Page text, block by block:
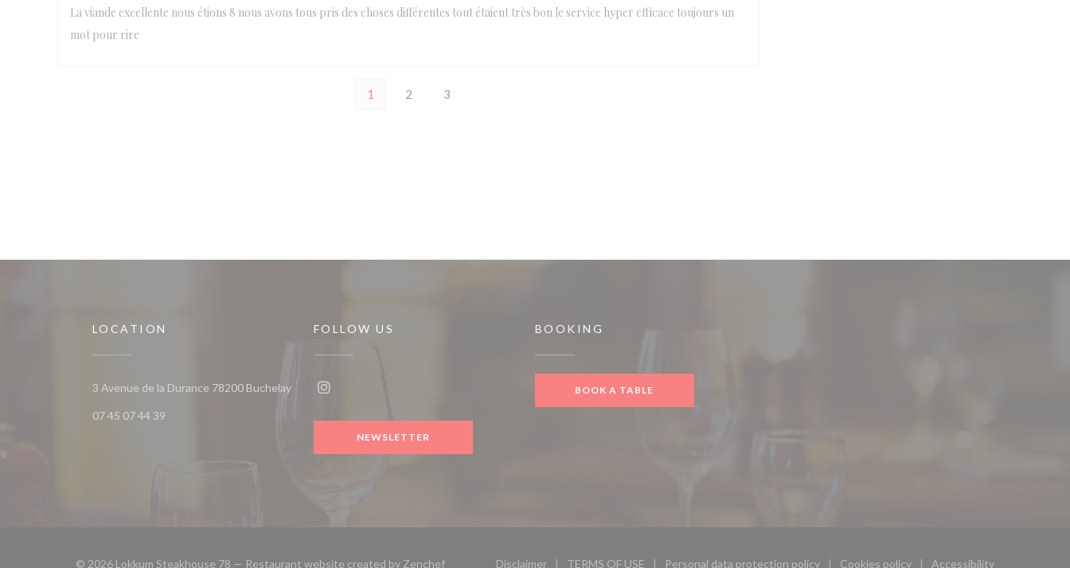
La viande excellente nous étions 8 nous avons tous pris des choses différentes tout étaient très bon le service hyper efficace toujours un
mot pour rire
1 2 3
LOCATION
3 Avenue de la Durance 78200 Buchelay((opens in a new window))
07 45 07 44 39
FOLLOW US
NEWSLETTER
BOOKING
BOOK A TABLE
© 2026 Lokkum Steakhouse 78 — Restaurant website created by Zenchef((opens in a new window))
Disclaimer TERMS OF USE Personal data protection policy Cookies policy Accessibility